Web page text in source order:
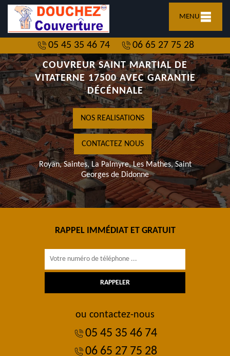
MENU
05 45 35 46 74
06 65 27 75 28
COUVREUR SAINT MARTIAL DE
VITATERNE 17500 AVEC GARANTIE
DÉCÉNNALE
NOS REALISATIONS
CONTACTEZ NOUS
Royan, Saintes, La Palmyre, Les Mathes, Saint
Georges de Didonne
RAPPEL IMMÉDIAT ET GRATUIT
ou contactez-nous
05 45 35 46 74
06 65 27 75 28